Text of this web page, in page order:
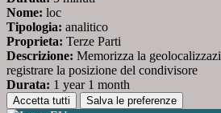
Nome: loc
Tipologia: analitico
Proprieta: Terze Parti
Descrizione: Memorizza la
registrare la posizione del condivisore
Durata: 1 year 1 month
Accetta tutti Salva le preferenze